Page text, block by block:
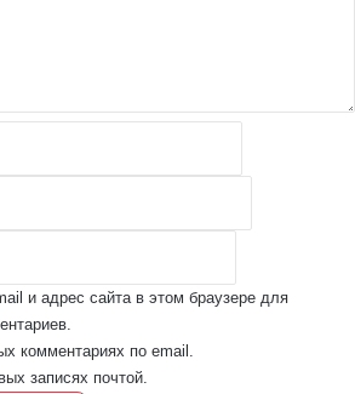
и адрес сайта в этом браузере для
комментариях по email.
записях почтой.